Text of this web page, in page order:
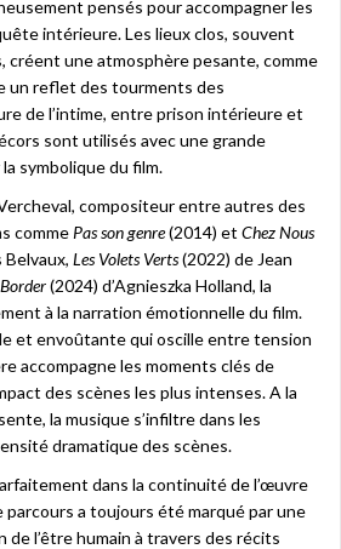
pensés pour accompagner les
intérieure. Les lieux clos, souvent
créent une atmosphère pesante, comme
un reflet des tourments des
de l’intime, entre prison intérieure et
sont utilisés avec une grande
symbolique du film.
compositeur entre autres des
comme Pas son genre(2014) et Chez Nous
Belvaux, Les Volets Verts(2022) de Jean
(2024) d’Agnieszka Holland, la
à la narration émotionnelle du film.
et envoûtante qui oscille entre tension
accompagne les moments clés de
des scènes les plus intenses. A la
la musique s’infiltre dans les
dramatique des scènes.
dans la continuité de l’œuvre
parcours a toujours été marqué par une
l’être humain à travers des récits